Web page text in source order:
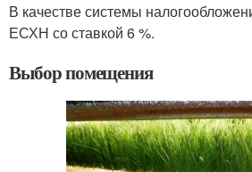
В качестве системы
ЕСХН со ставкой 6 %.
Выбор помещения